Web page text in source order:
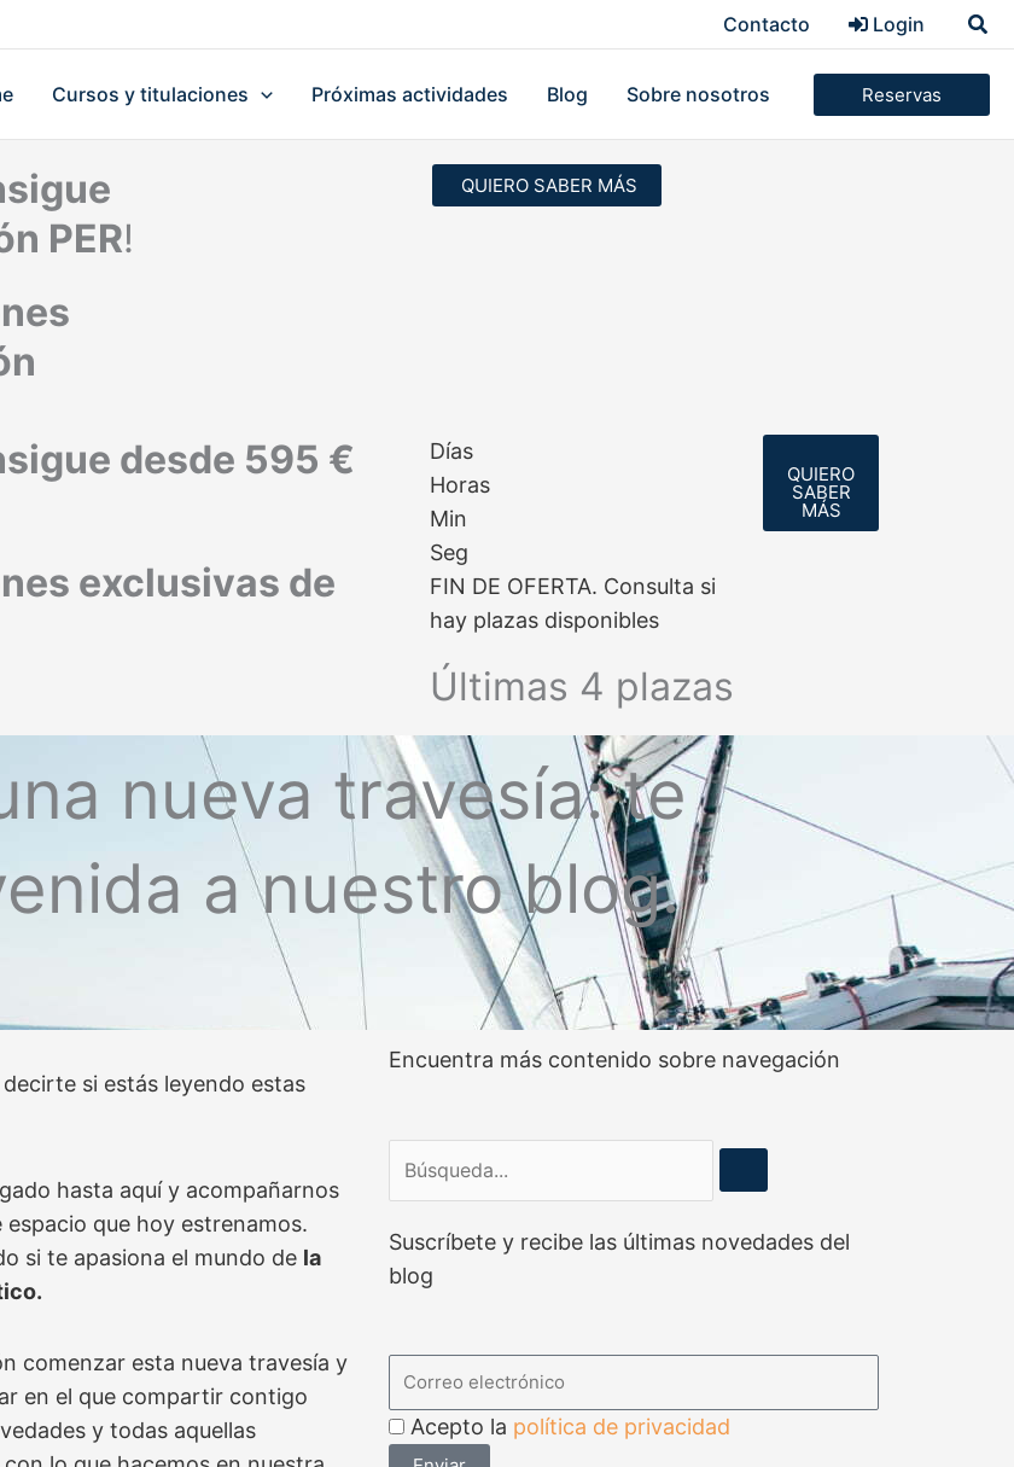
Contacto Login
Cursos y titulaciones Próximas actividades Blog Sobre nosotros Reservas
PER!
QUIERO SABER MÁS
desde 595 €
exclusivas de
Días
Horas
Min
Seg
FIN DE OFERTA. Consulta si
hay plazas disponibles
Últimas 4 plazas
QUIERO
SABER
MÁS
nueva travesía: te
a nuestro blog.
si estás leyendo estas
hasta aquí y acompañarnos
que hoy estrenamos.
si te apasiona el mundo de la
comenzar esta nueva travesía y
en el que compartir contigo
y todas aquellas
Encuentra más contenido sobre navegación
Suscríbete y recibe las últimas novedades del
blog
Correo
electrónico
Acepto la política de privacidad